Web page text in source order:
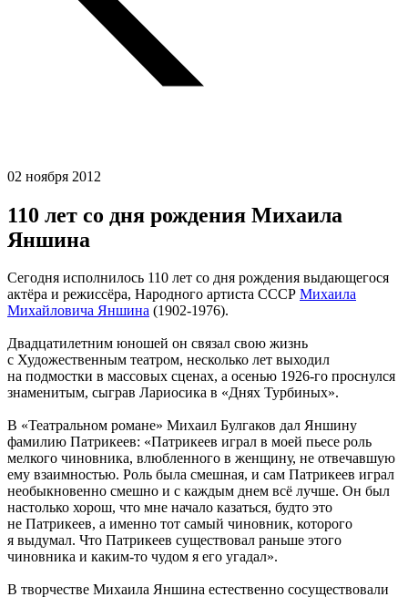
02 ноября 2012
110 лет со дня рождения Михаила
Яншина
Сегодня исполнилось 110 лет со дня рождения выдающегося
актёра и режиссёра, Народного артиста СССР Михаила
Михайловича Яншина (1902-1976).
Двадцатилетним юношей он связал свою жизнь
с Художественным театром, несколько лет выходил
на подмостки в массовых сценах, а осенью 1926-го проснулся
знаменитым, сыграв Лариосика в «Днях Турбиных».
В «Театральном романе» Михаил Булгаков дал Яншину
фамилию Патрикеев: «Патрикеев играл в моей пьесе роль
мелкого чиновника, влюбленного в женщину, не отвечавшую
ему взаимностью. Роль была смешная, и сам Патрикеев играл
необыкновенно смешно и с каждым днем всё лучше. Он был
настолько хорош, что мне начало казаться, будто это
не Патрикеев, а именно тот самый чиновник, которого
я выдумал. Что Патрикеев существовал раньше этого
чиновника и каким-то чудом я его угадал».
В творчестве Михаила Яншина естественно сосуществовали